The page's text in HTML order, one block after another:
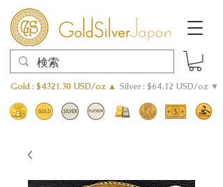
Gold : $4321.30 USD/oz ▲ Silver : $64.12 USD/oz ▼